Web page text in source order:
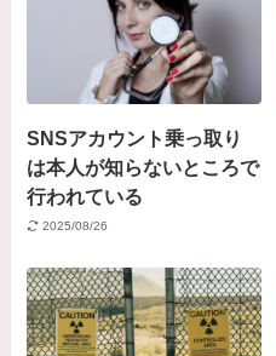
SNSアカウント乗っ取り
は本人が知らないところで
行われている
2025/08/26